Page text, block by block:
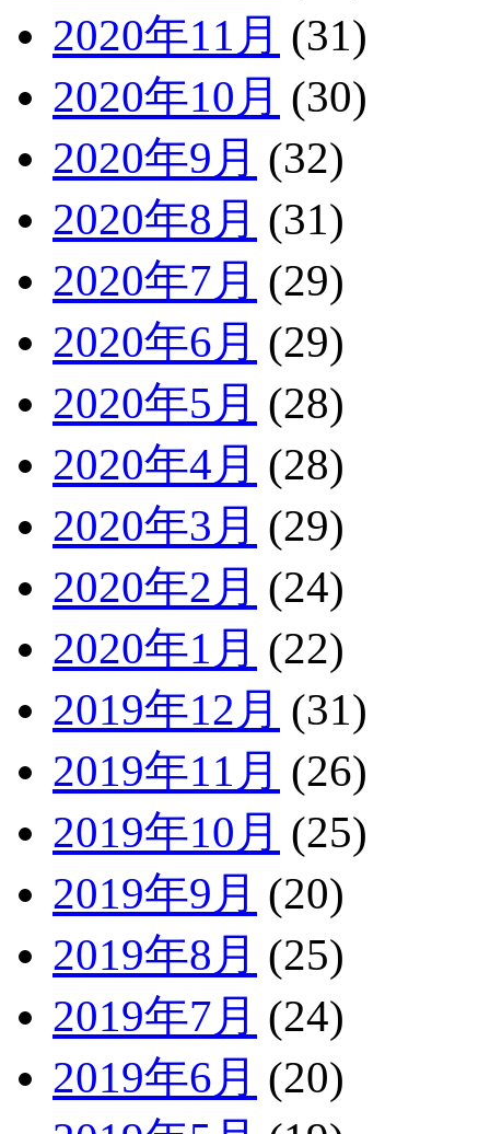
2020年11月 (31)
2020年10月 (30)
2020年9月 (32)
2020年8月 (31)
2020年7月 (29)
2020年6月 (29)
2020年5月 (28)
2020年4月 (28)
2020年3月 (29)
2020年2月 (24)
2020年1月 (22)
2019年12月 (31)
2019年11月 (26)
2019年10月 (25)
2019年9月 (20)
2019年8月 (25)
2019年7月 (24)
2019年6月 (20)